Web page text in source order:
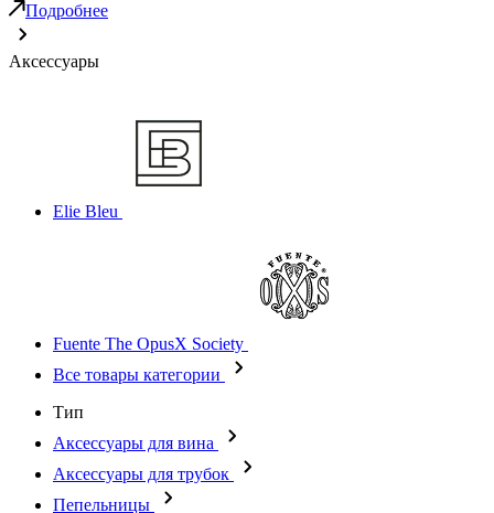
Подробнее
Аксессуары
Elie Bleu
Fuente The OpusX Society
Все товары категории
Тип
Аксессуары для вина
Аксессуары для трубок
Пепельницы